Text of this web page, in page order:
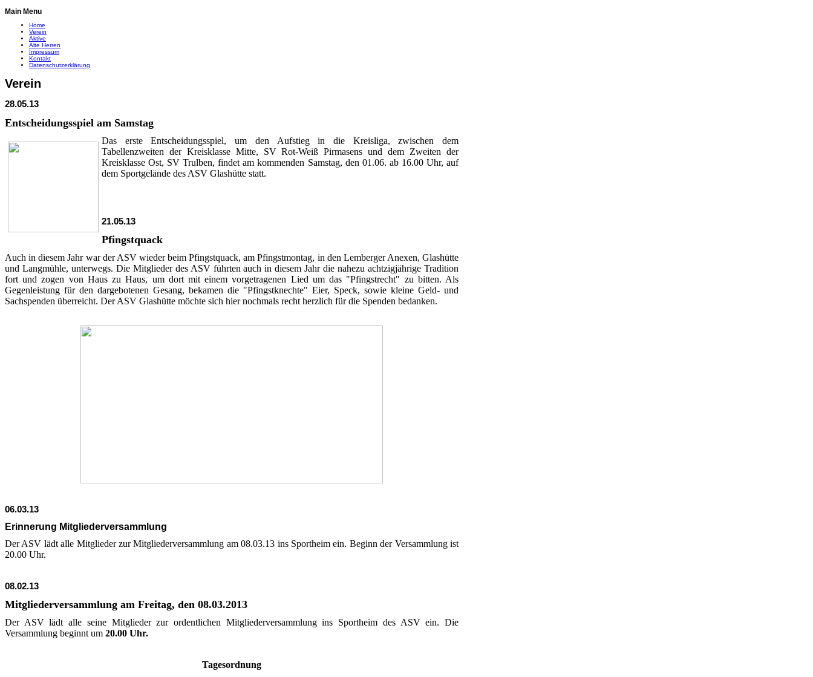
Main Menu
Home
Verein
Aktive
Alte Herren
Impressum
Kontakt
Datenschutzerklärung
Verein
28.05.13
Entscheidungsspiel am Samstag
Das erste Entscheidungsspiel, um den Aufstieg in die Kreisliga, zwischen dem
Tabellenzweiten der Kreisklasse Mitte, SV Rot-Weiß Pirmasens und dem Zweiten der
Kreisklasse Ost, SV Trulben, findet am kommenden Samstag, den 01.06. ab 16.00 Uhr, auf
dem Sportgelände des ASV Glashütte statt.
21.05.13
Pfingstquack
Auch in diesem Jahr war der ASV wieder beim Pfingstquack, am Pfingstmontag, in den Lemberger Anexen, Glashütte
und Langmühle, unterwegs. Die Mitglieder des ASV führten auch in diesem Jahr die nahezu achtzigjährige Tradition
fort und zogen von Haus zu Haus, um dort mit einem vorgetragenen Lied um das "Pfingstrecht" zu bitten. Als
Gegenleistung für den dargebotenen Gesang, bekamen die "Pfingstknechte" Eier, Speck, sowie kleine Geld- und
Sachspenden überreicht. Der ASV Glashütte möchte sich hier nochmals recht herzlich für die Spenden bedanken.
06.03.13
Erinnerung Mitgliederversammlung
Der ASV lädt alle Mitglieder zur Mitgliederversammlung am 08.03.13 ins Sportheim ein. Beginn der Versammlung ist
20.00 Uhr.
08.02.13
Mitgliederversammlung am Freitag, den 08.03.2013
Der ASV lädt alle seine Mitglieder zur ordentlichen Mitgliederversammlung ins Sportheim des ASV ein. Die
Versammlung beginnt um 20.00 Uhr.
Tagesordnung